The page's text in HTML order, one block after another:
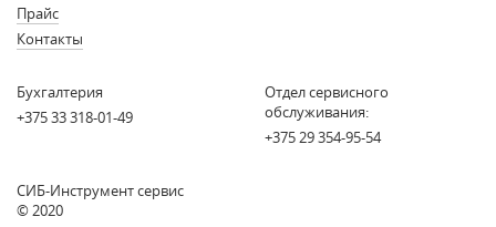
Прайс
Контакты
Бухгалтерия
+375 33 318-01-49
Отдел сервисного
обслуживания:
+375 29 354-95-54
СИБ-Инструмент сервис
© 2020